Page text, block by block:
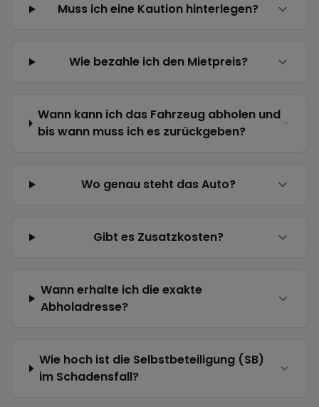
Muss ich eine Kaution hinterlegen?
Wie bezahle ich den Mietpreis?
Wann kann ich das Fahrzeug abholen und
bis wann muss ich es zurückgeben?
Wo genau steht das Auto?
Gibt es Zusatzkosten?
Wann erhalte ich die exakte
Abholadresse?
Wie hoch ist die Selbstbeteiligung (SB)
im Schadensfall?